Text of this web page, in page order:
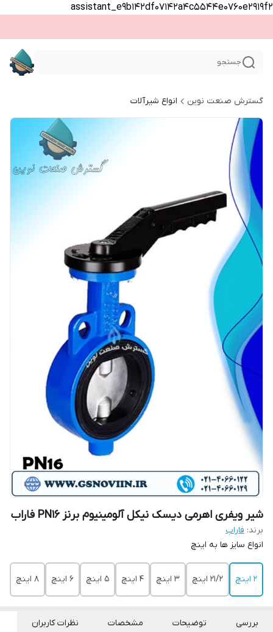
assistant_e9b142df07142a4c5544e0760e2919f2
جستجو
گسترش صنعت نوین انواع شیرآلات
شیر ویفری اهرمی دیسک نیکل آلومینیوم برنز PN16 فاراب
برند: فاراب
انواع سایز ها به اینچ
2 اینچ 21/2 اینچ 3 اینچ 4 اینچ 5 اینچ 6 اینچ 8 اینچ
بررسی توضیحات مشخصات نظرات کاربران